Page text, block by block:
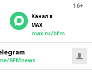
16+
Канал в
MAX
max.ru/bfm
BFMnews